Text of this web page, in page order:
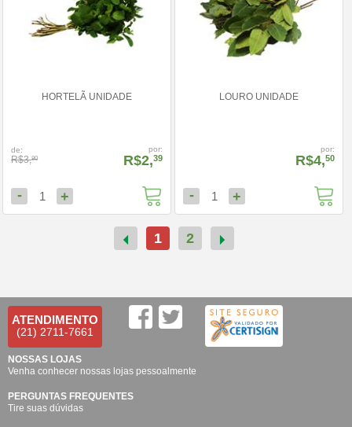
HORTELÃ UNIDADE
de:
R$3,80
por:
R$2,39
- 1 +
LOURO UNIDADE
por:
R$4,50
- 1 +
1 2
ATENDIMENTO
(21) 2711-7661
NOSSAS LOJAS
Venha conhecer nossas lojas pessoalmente
PERGUNTAS FREQUENTES
Tire suas dúvidas